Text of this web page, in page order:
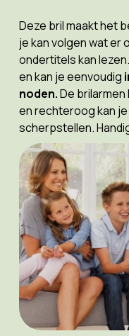
Deze bril maakt het
je kan volgen wat er
ondertitels kan
en kan je eenvoudig
noden.De
en rechteroog kan
scherpstellen.